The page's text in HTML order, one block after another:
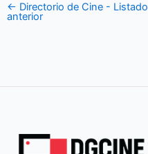
← Directorio de Cine - Listado
anterior